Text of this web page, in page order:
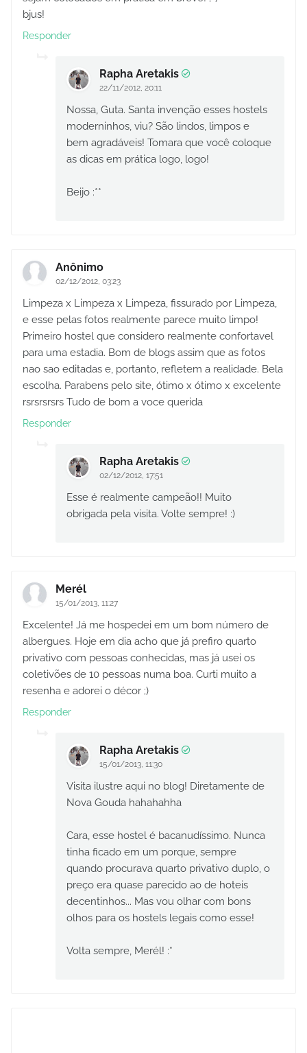
bjus!
Responder
Rapha Aretakis
22/11/2012, 20:11
Nossa, Guta. Santa invenção esses hostels
moderninhos, viu? São lindos, limpos e
bem agradáveis! Tomara que você coloque
as dicas em prática logo, logo!
Beijo :**
Anônimo
02/12/2012, 03:23
Limpeza x Limpeza x Limpeza, fissurado por Limpeza,
e esse pelas fotos realmente parece muito limpo!
Primeiro hostel que considero realmente confortavel
para uma estadia. Bom de blogs assim que as fotos
nao sao editadas e, portanto, refletem a realidade. Bela
escolha. Parabens pelo site, ótimo x ótimo x excelente
rsrsrsrsrs Tudo de bom a voce querida
Responder
Rapha Aretakis
02/12/2012, 17:51
Esse é realmente campeão!! Muito
obrigada pela visita. Volte sempre! :)
Merél
15/01/2013, 11:27
Excelente! Já me hospedei em um bom número de
albergues. Hoje em dia acho que já prefiro quarto
privativo com pessoas conhecidas, mas já usei os
coletivões de 10 pessoas numa boa. Curti muito a
resenha e adorei o décor ;)
Responder
Rapha Aretakis
15/01/2013, 11:30
Visita ilustre aqui no blog! Diretamente de
Nova Gouda hahahahha
Cara, esse hostel é bacanudíssimo. Nunca
tinha ficado em um porque, sempre
quando procurava quarto privativo duplo, o
preço era quase parecido ao de hoteis
decentinhos... Mas vou olhar com bons
olhos para os hostels legais como esse!
Volta sempre, Merél! :*